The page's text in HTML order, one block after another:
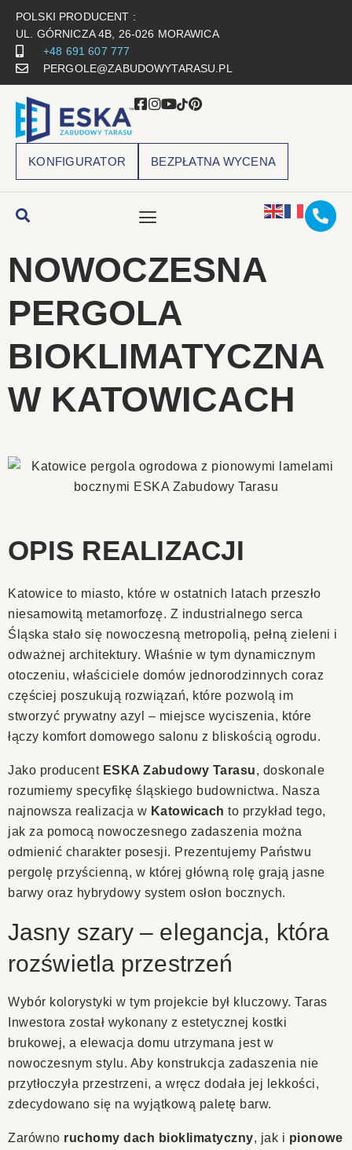
POLSKI PRODUCENT :
UL. GÓRNICZA 4B, 26-026 MORAWICA
+48 691 607 777
PERGOLE@ZABUDOWYTARASU.PL
KONFIGURATOR BEZPŁATNA WYCENA
NOWOCZESNA
PERGOLA
BIOKLIMATYCZNA
W KATOWICACH
OPIS REALIZACJI
Katowice to miasto, które w ostatnich latach przeszło
niesamowitą metamorfozę. Z industrialnego serca
Śląska stało się nowoczesną metropolią, pełną zieleni i
odważnej architektury. Właśnie w tym dynamicznym
otoczeniu, właściciele domów jednorodzinnych coraz
częściej poszukują rozwiązań, które pozwolą im
stworzyć prywatny azyl – miejsce wyciszenia, które
łączy komfort domowego salonu z bliskością ogrodu.
Jako producent ESKA Zabudowy Tarasu, doskonale
rozumiemy specyfikę śląskiego budownictwa. Nasza
najnowsza realizacja w Katowicach to przykład tego,
jak za pomocą nowoczesnego zadaszenia można
odmienić charakter posesji. Prezentujemy Państwu
pergolę przyścienną, w której główną rolę grają jasne
barwy oraz hybrydowy system osłon bocznych.
Jasny szary – elegancja, która
rozświetla przestrzeń
Wybór kolorystyki w tym projekcie był kluczowy. Taras
Inwestora został wykonany z estetycznej kostki
brukowej, a elewacja domu utrzymana jest w
nowoczesnym stylu. Aby konstrukcja zadaszenia nie
przytłoczyła przestrzeni, a wręcz dodała jej lekkości,
zdecydowano się na wyjątkową paletę barw.
Zarówno ruchomy dach bioklimatyczny, jak i pionowe